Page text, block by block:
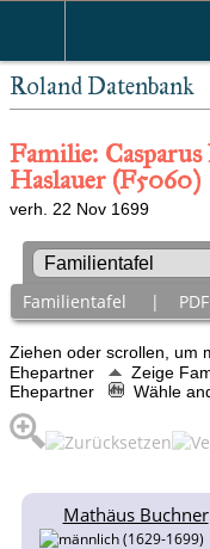
Roland Datenbank
Familie:
Haslauer (F5060)
verh. 22 Nov 1699
Familientafel | PDF
Ziehen oder scrollen, um
Ehepartner
Zeige
Ehepartner
Wähle
Mathäus Buchner
(1629-1699)